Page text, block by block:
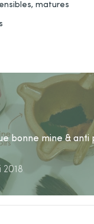
matures
bonne mine & anti
2018